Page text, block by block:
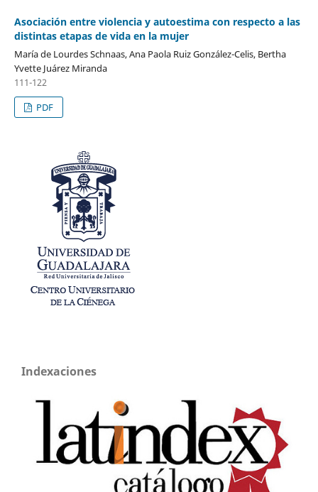
Asociación entre violencia y autoestima con respecto a las
distintas etapas de vida en la mujer
María de Lourdes Schnaas, Ana Paola Ruiz González-Celis, Bertha
Yvette Juárez Miranda
111-122
PDF
Indexaciones